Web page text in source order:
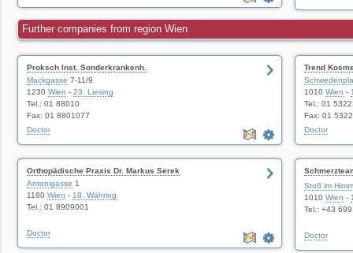
Further companies from region Wien
Proksch Inst. Sonderkrankenh.
Mackgasse 7-11/9
1230 Wien - 23. Liesing
Tel.: 01 88010
Fax: 01 8801077
Doctor
Trend
1010 Wien -
Tel.: 01
Fax: 01
Doctor
Orthopädische Praxis Dr. Markus Serek
Antonigasse 1
1180 Wien - 18. Währing
Tel.: 01 8909001
Doctor
Massage
Stoß im
1010 Wien -
Tel.: +43
Doctor